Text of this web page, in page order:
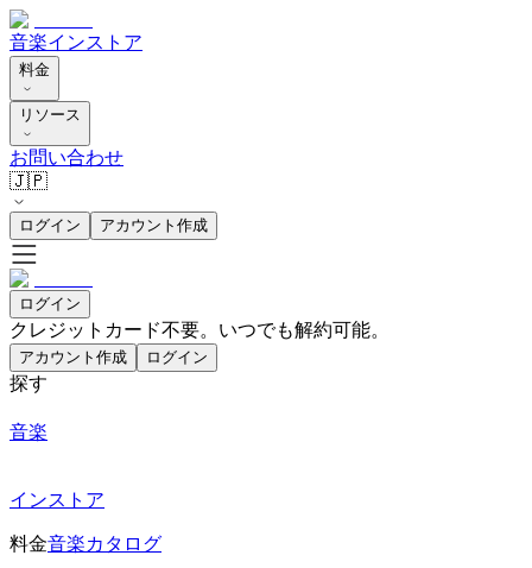
音楽インストア
料金
リソース
お問い合わせ
🇯🇵
ログイン アカウント作成
ログイン
クレジットカード不要。いつでも解約可能。
アカウント作成 ログイン
探す
音楽
インストア
料金音楽カタログ